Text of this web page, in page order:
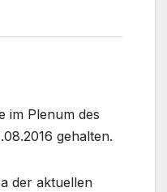
im Plenum des
gehalten.
der aktuellen